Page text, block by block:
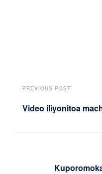
PREVIOUS POST
Video iliyonitoa